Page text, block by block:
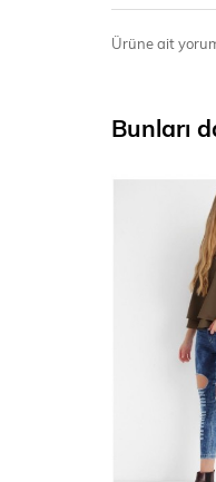
Ürüne ait
Bunları